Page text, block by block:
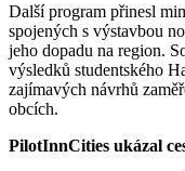
Další program přinesl
spojených s výstavbou
jeho dopadu na region.
výsledků studentského
zajímavých návrhů
obcích.
PilotInnCities ukázal